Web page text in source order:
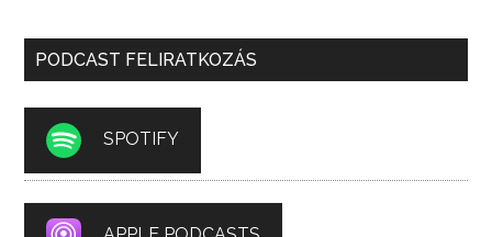
PODCAST FELIRATKOZÁS
SPOTIFY